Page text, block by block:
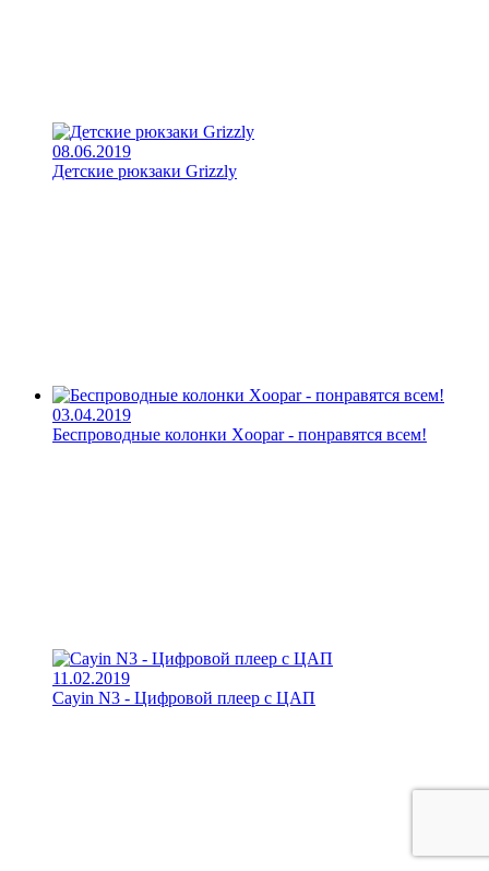
08.06.2019
Детские рюкзаки Grizzly
03.04.2019
Беспроводные колонки Xoopar - понравятся всем!
11.02.2019
Cayin N3 - Цифровой плеер с ЦАП